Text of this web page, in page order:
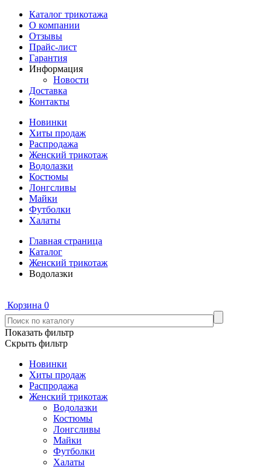
Каталог трикотажа
О компании
Отзывы
Прайс-лист
Гарантия
Информация
Новости
Доставка
Контакты
Новинки
Хиты продаж
Распродажа
Женский трикотаж
Водолазки
Костюмы
Лонгсливы
Майки
Футболки
Халаты
Главная страница
Каталог
Женский трикотаж
Водолазки
Корзина 0
Показать фильтр
Скрыть фильтр
Новинки
Хиты продаж
Распродажа
Женский трикотаж
Водолазки
Костюмы
Лонгсливы
Майки
Футболки
Халаты